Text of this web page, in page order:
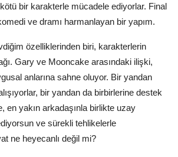
bir karakterle mücadele ediyorlar. Final
ve dramı harmanlayan bir yapım.
özelliklerinden biri, karakterlerin
Gary ve Mooncake arasındaki ilişki,
anlarına sahne oluyor. Bir yandan
bir yandan da birbirlerine destek
en yakın arkadaşınla birlikte uzay
ve sürekli tehlikelerle
ne heyecanlı değil mi?